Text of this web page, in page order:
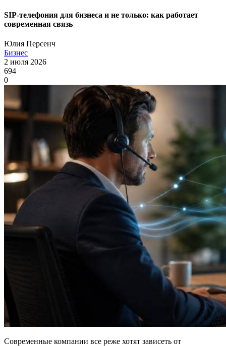
SIP-телефония для бизнеса и не только: как работает
современная связь
Юлия Персенч
Бизнес
2 июля 2026
694
0
Современные компании все реже хотят зависеть от